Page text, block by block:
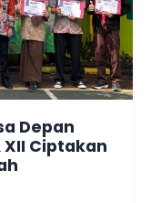
Depan
XII Ciptakan